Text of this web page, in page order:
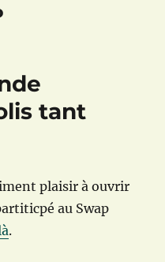
tant
plaisir à ouvrir
au Swap
.